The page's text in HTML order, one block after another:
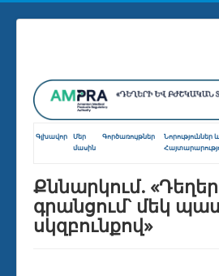
Գլխավոր
Մեր
մասին
Գործառույթներ
Նորություններ և
Քննարկում.
գրանցում` մեկ
սկզբունքով»